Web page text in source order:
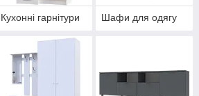
Кухонні гарнітури Шафи для одягу